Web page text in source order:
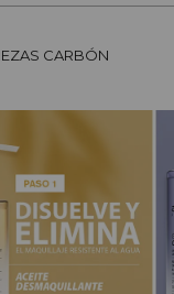
estar al día en los
CARBÓN